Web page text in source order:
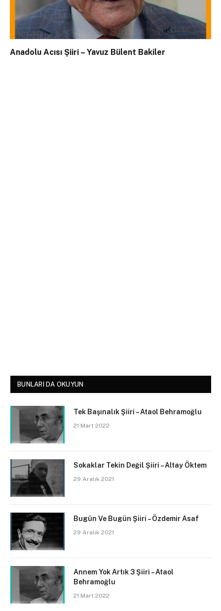
Anadolu Acısı Şiiri – Yavuz Bülent Bakiler
BUNLARI DA OKUYUN
Tek Başınalık Şiiri – Ataol Behramoğlu
21 Mart 2022
Sokaklar Tekin Değil Şiiri – Altay Öktem
29 Aralık 2021
Bugün Ve Bugün Şiiri – Özdemir Asaf
29 Aralık 2021
Annem Yok Artık 3 Şiiri – Ataol
Behramoğlu
21 Mart 2022